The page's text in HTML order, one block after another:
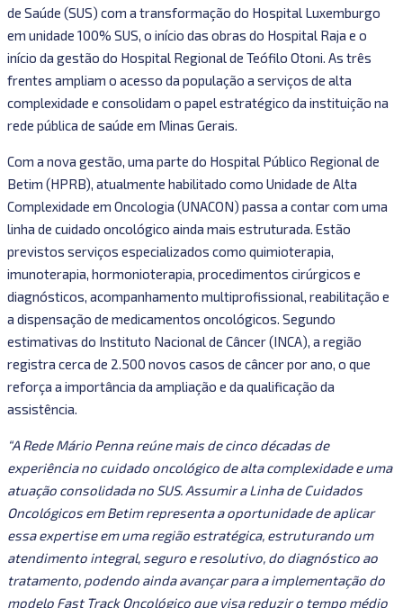
de Saúde (SUS) com a transformação do Hospital Luxemburgo
em unidade 100% SUS, o início das obras do Hospital Raja e o
início da gestão do Hospital Regional de Teófilo Otoni. As três
frentes ampliam o acesso da população a serviços de alta
complexidade e consolidam o papel estratégico da instituição na
rede pública de saúde em Minas Gerais.
Com a nova gestão, uma parte do Hospital Público Regional de
Betim (HPRB), atualmente habilitado como Unidade de Alta
Complexidade em Oncologia (UNACON) passa a contar com uma
linha de cuidado oncológico ainda mais estruturada. Estão
previstos serviços especializados como quimioterapia,
imunoterapia, hormonioterapia, procedimentos cirúrgicos e
diagnósticos, acompanhamento multiprofissional, reabilitação e
a dispensação de medicamentos oncológicos. Segundo
estimativas do Instituto Nacional de Câncer (INCA), a região
registra cerca de 2.500 novos casos de câncer por ano, o que
reforça a importância da ampliação e da qualificação da
assistência.
“A Rede Mário Penna reúne mais de cinco décadas de
experiência no cuidado oncológico de alta complexidade e uma
atuação consolidada no SUS. Assumir a Linha de Cuidados
Oncológicos em Betim representa a oportunidade de aplicar
essa expertise em uma região estratégica, estruturando um
atendimento integral, seguro e resolutivo, do diagnóstico ao
tratamento, podendo ainda avançar para a implementação do
modelo Fast Track Oncológico que visa reduzir o tempo médio